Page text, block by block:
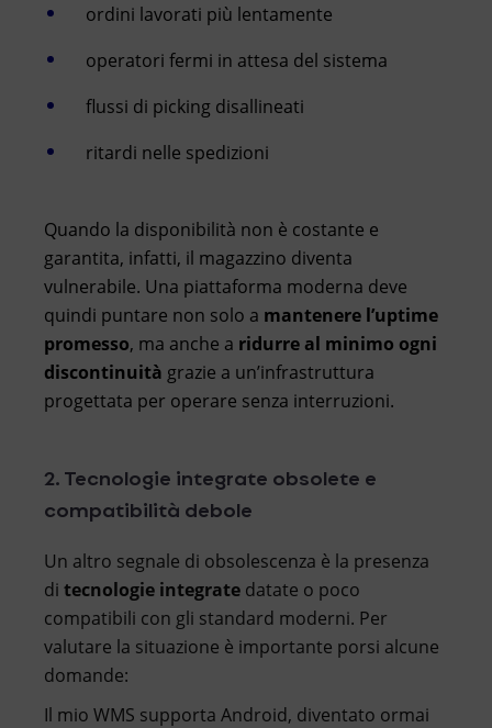
ordini lavorati più lentamente
operatori fermi in attesa del sistema
flussi di picking disallineati
ritardi nelle spedizioni
Quando la disponibilità non è costante e
garantita, infatti, il magazzino diventa
vulnerabile. Una piattaforma moderna deve
quindi puntare non solo a mantenere l’uptime
promesso, ma anche a ridurre al minimo ogni
discontinuità grazie a un’infrastruttura
progettata per operare senza interruzioni.
2. Tecnologie integrate obsolete e
compatibilità debole
Un altro segnale di obsolescenza è la presenza
di tecnologie integrate datate o poco
compatibili con gli standard moderni. Per
valutare la situazione è importante porsi alcune
domande:
Il mio WMS supporta Android, diventato ormai